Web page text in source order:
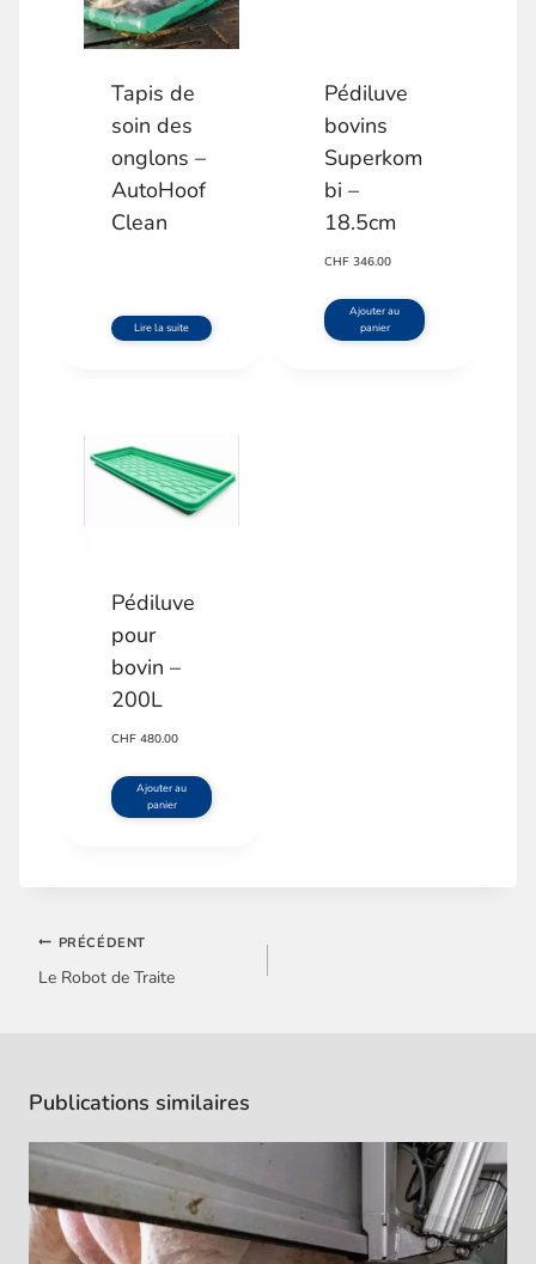
Tapis de
soin des
onglons –
AutoHoof
Clean
Lire la suite
Pédiluve
bovins
Superkom
bi –
18.5cm
CHF 346.00
Ajouter au
panier
Pédiluve
pour
bovin –
200L
CHF 480.00
Ajouter au
panier
PRÉCÉDENT
Le Robot de Traite
Publications similaires